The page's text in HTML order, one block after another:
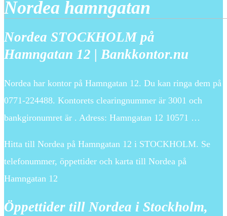
Nordea hamngatan
Nordea STOCKHOLM på
Hamngatan 12 | Bankkontor.nu
Nordea har kontor på Hamngatan 12. Du kan ringa dem på
0771-224488. Kontorets clearingnummer är 3001 och
bankgironumret är . Adress: Hamngatan 12 10571 …
Hitta till Nordea på Hamngatan 12 i STOCKHOLM. Se
telefonummer, öppettider och karta till Nordea på
Hamngatan 12
Öppettider till Nordea i Stockholm,